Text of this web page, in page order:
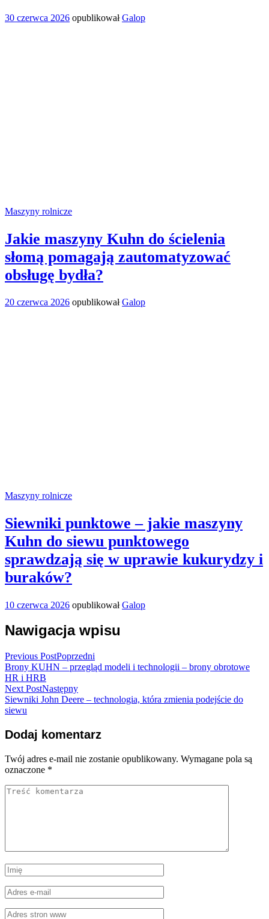
30 czerwca 2026 opublikowałGalop
Maszyny rolnicze
Jakie maszyny Kuhn do ścielenia
słomą pomagają zautomatyzować
obsługę bydła?
20 czerwca 2026 opublikowałGalop
Maszyny rolnicze
Siewniki punktowe – jakie maszyny
Kuhn do siewu punktowego
sprawdzają się w uprawie kukurydzy i
buraków?
10 czerwca 2026 opublikowałGalop
Nawigacja wpisu
Previous PostPoprzedni
Brony KUHN – przegląd modeli i technologii – brony obrotowe
HR i HRB
Next PostNastępny
Siewniki John Deere – technologia, która zmienia podejście do
siewu
Dodaj komentarz
Twój adres e-mail nie zostanie opublikowany. Wymagane pola są
oznaczone *